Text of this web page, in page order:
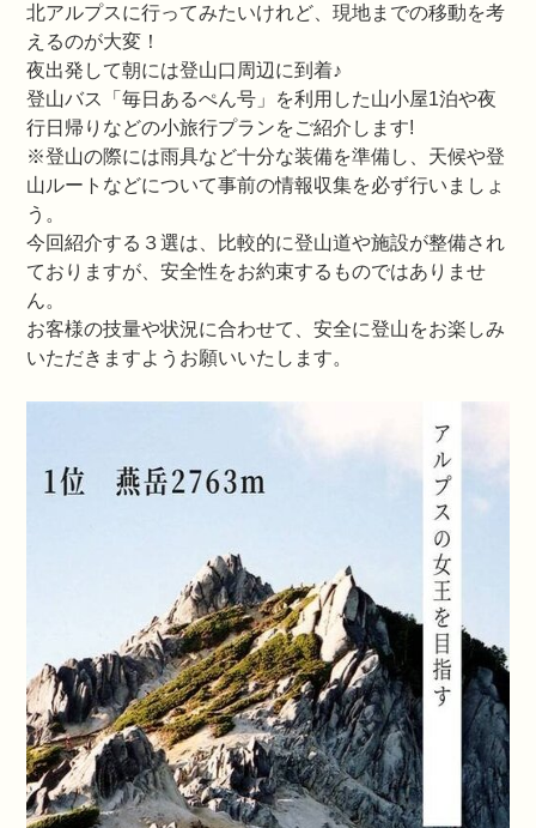
北アルプスに行ってみたいけれど、現地までの移動を考
えるのが大変！
夜出発して朝には登山口周辺に到着♪
登山バス「毎日あるぺん号」を利用した山小屋1泊や夜
行日帰りなどの小旅行プランをご紹介します!
※登山の際には雨具など十分な装備を準備し、天候や登
山ルートなどについて事前の情報収集を必ず行いましょ
う。
今回紹介する３選は、比較的に登山道や施設が整備され
ておりますが、安全性をお約束するものではありませ
ん。
お客様の技量や状況に合わせて、安全に登山をお楽しみ
いただきますようお願いいたします。